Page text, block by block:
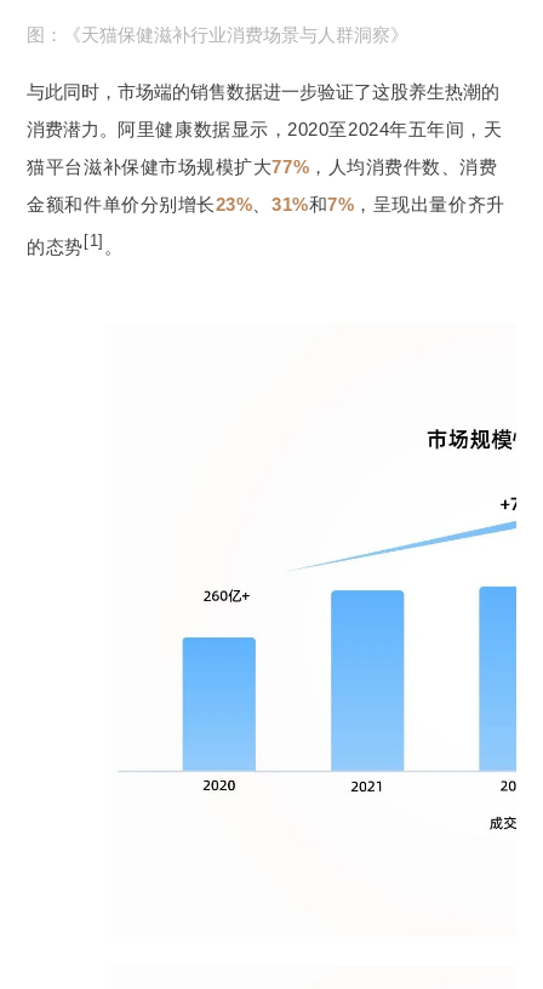
沪ICP备
图：《天猫保健滋补行业消费场景与人群洞察》
与此同时，市场端的销售数据进一步验证了这股养生热潮的
消费潜力。 阿里健康数据显示，2020至2024年五年间，天
猫平台滋补保健市场规模扩大77% ，人均消费件数、消费
金额和件单价分别增长23% 、31%和7% ，呈现出量价齐升
的态势 [1] 。